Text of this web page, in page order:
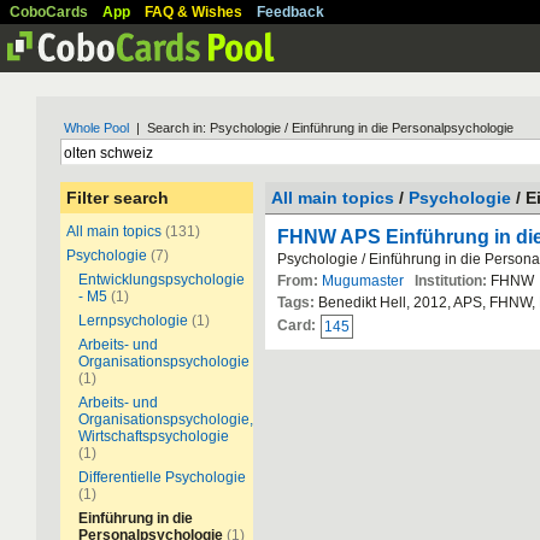
CoboCards App FAQ & Wishes Feedback
Whole Pool | Search in: Psychologie / Einführung in die Personalpsychologie
Filter search
All main topics (131)
Psychologie (7)
Entwicklungspsychologie
- M5 (1)
Lernpsychologie (1)
Arbeits- und
Organisationspsychologie
(1)
Arbeits- und
Organisationspsychologie,
Wirtschaftspsychologie
(1)
Differentielle Psychologie
(1)
Einführung in die
Personalpsychologie (1)
All main topics / Psychologie /
FHNW APS Einführung in
Psychologie / Einführung in die
From: Mugumaster Institution: FHNW
Tags: Benedikt Hell, 2012, APS,
Card:
145